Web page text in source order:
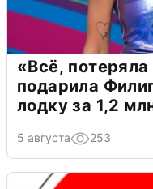
«Всё,
подарила
лодку за 1,2
5 августа 253